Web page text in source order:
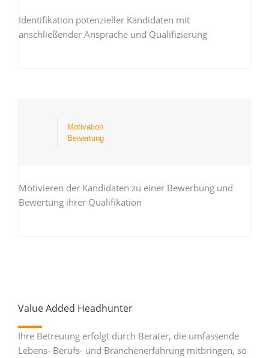
Identifikation potenzieller Kandidaten mit
anschließender Ansprache und Qualifizierung
Motivation
Bewertung
Motivieren der Kandidaten zu einer Bewerbung und
Bewertung ihrer Qualifikation
Value Added Headhunter
Ihre Betreuung erfolgt durch Berater, die umfassende
Lebens- Berufs- und Branchenerfahrung mitbringen, so